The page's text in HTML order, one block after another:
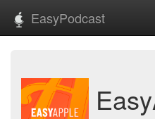
EasyPodcast